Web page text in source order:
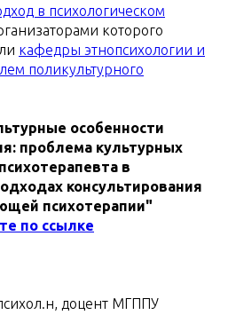
в психологическом
которого
кафедры этнопсихологии и
поликультурного
особенности
проблема культурных
в
консультирования
психотерапии"
по ссылке
доцент МГППУ